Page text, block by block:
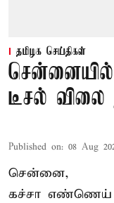
தமிழக செய்திகள்
டீசல் விலை
Published on: 08 Aug
சென்னை,
கச்சா எண்ணெய்